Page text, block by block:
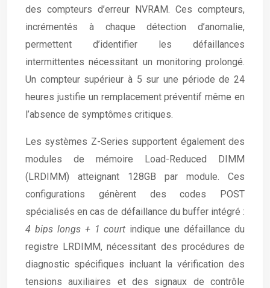
des compteurs d’erreur NVRAM. Ces compteurs,
incrémentés à chaque détection d’anomalie,
permettent d’identifier les défaillances
intermittentes nécessitant un monitoring prolongé.
Un compteur supérieur à 5 sur une période de 24
heures justifie un remplacement préventif même en
l’absence de symptômes critiques.
Les systèmes Z-Series supportent également des
modules de mémoire Load-Reduced DIMM
(LRDIMM) atteignant 128GB par module. Ces
configurations génèrent des codes POST
spécialisés en cas de défaillance du buffer intégré :
4 bips longs + 1 court indique une défaillance du
registre LRDIMM, nécessitant des procédures de
diagnostic spécifiques incluant la vérification des
tensions auxiliaires et des signaux de contrôle